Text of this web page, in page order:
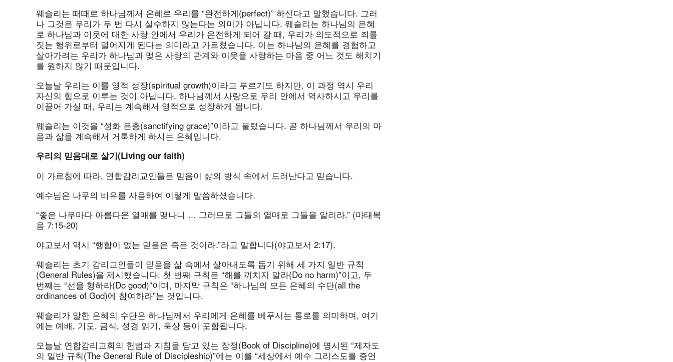
웨슬리는 때때로 하나님께서 은혜로 우리를 “완전하게(perfect)” 하신다고 말했습니다. 그러
나 그것은 우리가 두 번 다시 실수하지 않는다는 의미가 아닙니다. 웨슬리는 하나님의 은혜
로 하나님과 이웃에 대한 사랑 안에서 우리가 온전하게 되어 갈 때, 우리가 의도적으로 죄를
짓는 행위로부터 멀어지게 된다는 의미라고 가르쳤습니다. 이는 하나님의 은혜를 경험하고
살아가려는 우리가 하나님과 맺은 사랑의 관계와 이웃을 사랑하는 마음 중 어느 것도 해치기
를 원하지 않기 때문입니다.
오늘날 우리는 이를 영적 성장(spiritual growth)이라고 부르기도 하지만, 이 과정 역시 우리
자신의 힘으로 이루는 것이 아닙니다. 하나님께서 사랑으로 우리 안에서 역사하시고 우리를
이끌어 가실 때, 우리는 계속해서 영적으로 성장하게 됩니다.
웨슬리는 이것을 “성화 은총(sanctifying grace)”이라고 불렀습니다. 곧 하나님께서 우리의 마
음과 삶을 계속해서 거룩하게 하시는 은혜입니다.
우리의 믿음대로 살기(Living our faith)
이 가르침에 따라, 연합감리교인들은 믿음이 삶의 방식 속에서 드러난다고 믿습니다.
예수님은 나무의 비유를 사용하여 이렇게 말씀하셨습니다.
“좋은 나무마다 아름다운 열매를 맺나니 … 그러므로 그들의 열매로 그들을 알리라.” (마태복
음 7:15-20)
야고보서 역시 “행함이 없는 믿음은 죽은 것이라.”라고 말합니다(야고보서 2:17).
웨슬리는 초기 감리교인들이 믿음을 삶 속에서 살아내도록 돕기 위해 세 가지 일반 규칙
(General Rules)을 제시했습니다. 첫 번째 규칙은 “해를 끼치지 말라(Do no harm)”이고, 두
번째는 “선을 행하라(Do good)”이며, 마지막 규칙은 “하나님의 모든 은혜의 수단(all the
ordinances of God)에 참여하라”는 것입니다.
웨슬리가 말한 은혜의 수단은 하나님께서 우리에게 은혜를 베푸시는 통로를 의미하며, 여기
에는 예배, 기도, 금식, 성경 읽기, 묵상 등이 포함됩니다.
오늘날 연합감리교회의 헌법과 지침을 담고 있는 장정(Book of Discipline)에 명시된 “제자도
의 일반 규칙(The General Rule of Discipleship)”에는 이를 “세상에서 예수 그리스도를 증언